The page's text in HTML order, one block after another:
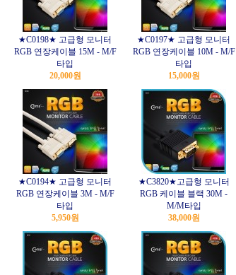
★C0198★ 고급형 모니터
RGB 연장케이블 15M - M/F
타입
20,000원
★C0197★ 고급형 모니터
RGB 연장케이블 10M - M/F
타입
15,000원
★C0194★ 고급형 모니터
RGB 연장케이블 3M - M/F
타입
5,950원
★C3820★고급형 모니터
RGB 케이블 블랙 30M -
M/M타입
38,000원